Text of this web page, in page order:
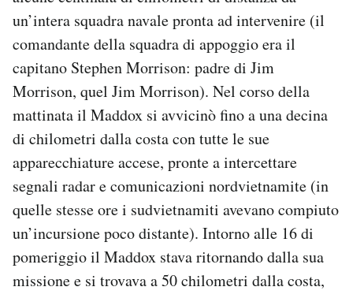
un’intera squadra navale pronta ad intervenire (il
comandante della squadra di appoggio era il
capitano Stephen Morrison: padre di Jim
Morrison, quel Jim Morrison). Nel corso della
mattinata il Maddox si avvicinò fino a una decina
di chilometri dalla costa con tutte le sue
apparecchiature accese, pronte a intercettare
segnali radar e comunicazioni nordvietnamite (in
quelle stesse ore i sudvietnamiti avevano compiuto
un’incursione poco distante). Intorno alle 16 di
pomeriggio il Maddox stava ritornando dalla sua
missione e si trovava a 50 chilometri dalla costa,